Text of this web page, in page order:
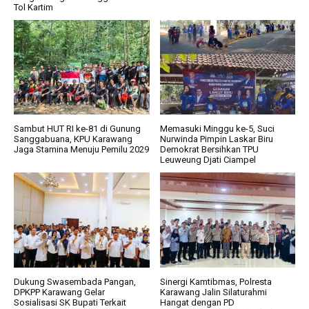
Tol Kartim
Sambut HUT RI ke-81 di Gunung
Sanggabuana, KPU Karawang
Jaga Stamina Menuju Pemilu 2029
Memasuki Minggu ke-5, Suci
Nurwinda Pimpin Laskar Biru
Demokrat Bersihkan TPU
Leuweung Djati Ciampel
Dukung Swasembada Pangan,
DPKPP Karawang Gelar
Sosialisasi SK Bupati Terkait
Sinergi Kamtibmas, Polresta
Karawang Jalin Silaturahmi
Hangat dengan PD